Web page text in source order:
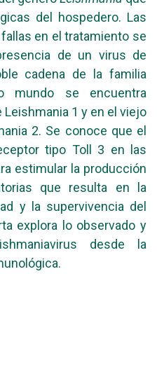
del hospedero. Las
en el tratamiento se
de un virus de
cadena de la familia
mundo se encuentra
1 y en el viejo
2. Se conoce que el
tipo Toll 3 en las
estimular la producción
que resulta en la
y la supervivencia del
explora lo observado y
desde la